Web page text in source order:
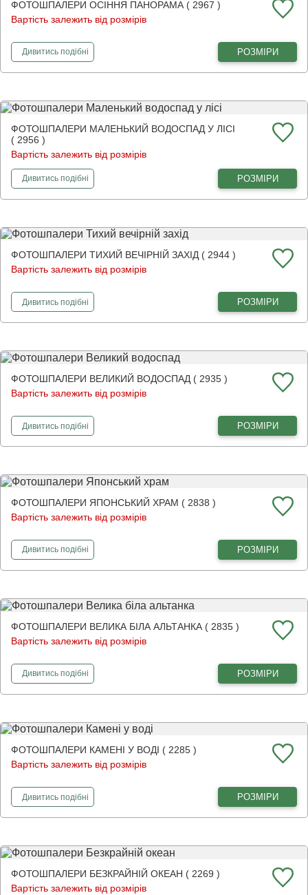
ФОТОШПАЛЕРИ ОСІННЯ ПАНОРАМА ( 2967 )
Вартість залежить від розмірів
Дивитисьфотошпалери
подібні РОЗМІРИ
ФОТОШПАЛЕРИ МАЛЕНЬКИЙ ВОДОСПАД У ЛІСІ
( 2956 )
Вартість залежить від розмірів
Дивитисьфотошпалери
подібні РОЗМІРИ
ФОТОШПАЛЕРИ ТИХИЙ ВЕЧІРНІЙ ЗАХІД ( 2944 )
Вартість залежить від розмірів
Дивитисьфотошпалери
подібні РОЗМІРИ
ФОТОШПАЛЕРИ ВЕЛИКИЙ ВОДОСПАД ( 2935 )
Вартість залежить від розмірів
Дивитисьфотошпалери
подібні РОЗМІРИ
ФОТОШПАЛЕРИ ЯПОНСЬКИЙ ХРАМ ( 2838 )
Вартість залежить від розмірів
Дивитисьфотошпалери
подібні РОЗМІРИ
ФОТОШПАЛЕРИ ВЕЛИКА БІЛА АЛЬТАНКА ( 2835 )
Вартість залежить від розмірів
Дивитисьфотошпалери
подібні РОЗМІРИ
ФОТОШПАЛЕРИ КАМЕНІ У ВОДІ ( 2285 )
Вартість залежить від розмірів
Дивитисьфотошпалери
подібні РОЗМІРИ
ФОТОШПАЛЕРИ БЕЗКРАЙНІЙ ОКЕАН ( 2269 )
Вартість залежить від розмірів